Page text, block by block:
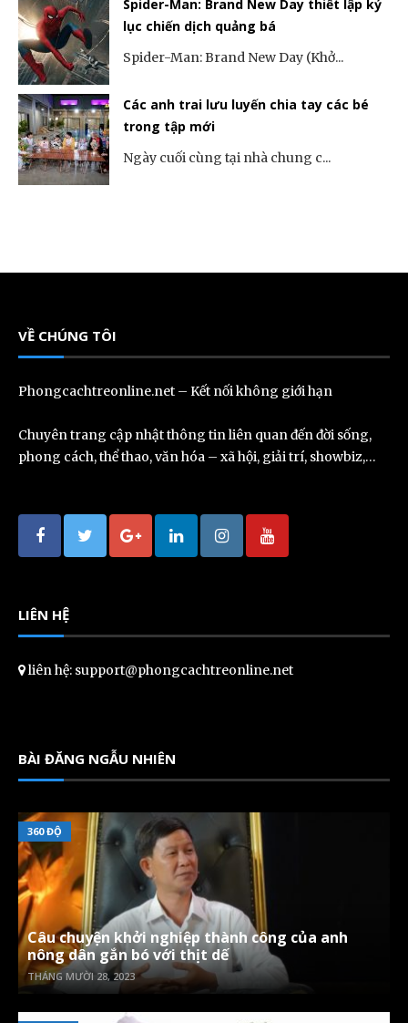
Spider-Man: Brand New Day thiết lập kỷ
lục chiến dịch quảng bá
Spider-Man: Brand New Day (Khở...
Các anh trai lưu luyến chia tay các bé
trong tập mới
Ngày cuối cùng tại nhà chung c...
VỀ CHÚNG TÔI
Phongcachtreonline.net – Kết nối không giới hạn
Chuyên trang cập nhật thông tin liên quan đến đời sống,
phong cách, thể thao, văn hóa – xã hội, giải trí, showbiz,…
LIÊN HỆ
liên hệ: support@phongcachtreonline.net
BÀI ĐĂNG NGẪU NHIÊN
360 ĐỘ
Câu chuyện khởi nghiệp thành công của anh
nông dân gắn bó với thịt dế
THÁNG MƯỜI 28, 2023